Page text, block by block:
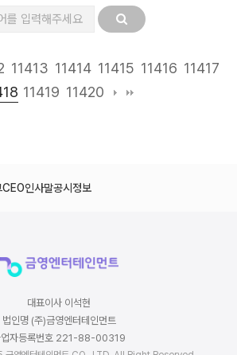
11413 11414 11415 11416 11417
11419 11420
CEO인사말공시정보
대표이사 이석현
법인명 (주)금영엔터테인먼트
업자등록번호 221-88-00319